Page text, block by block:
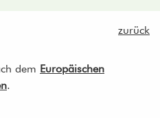
zurück
dem Europäischen
.